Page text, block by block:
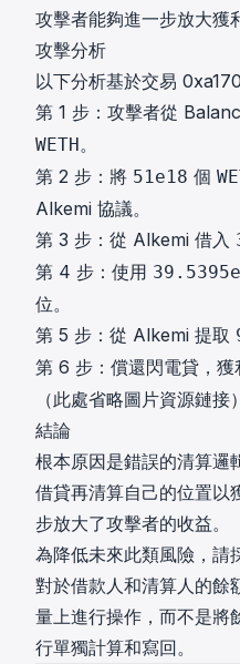
攻擊者能夠進一步放大獲
攻擊分析
以下分析基於交易
第 1 步：攻擊者從
WETH。
第 2 步：將 51e18 個
Alkemi 協議。
第 3 步：從 Alkemi 借入
第 4 步：使用
位。
第 5 步：從 Alkemi 提取
第 6 步：償還閃電貸，獲
（此處省略圖片資源鏈接）
結論
根本原因是錯誤的清算邏
借貸再清算自己的位置以
步放大了攻擊者的收益。
為降低未來此類風險，請
對於借款人和清算人的餘
量上進行操作，而不是將
行單獨計算和寫回。